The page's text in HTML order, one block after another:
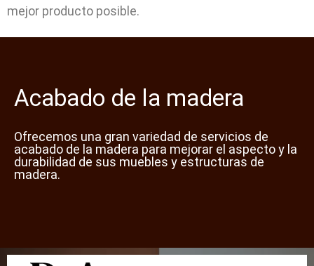
mejor producto posible.
Acabado de la madera
Ofrecemos una gran variedad de servicios de
acabado de la madera para mejorar el aspecto y la
durabilidad de sus muebles y estructuras de
madera.